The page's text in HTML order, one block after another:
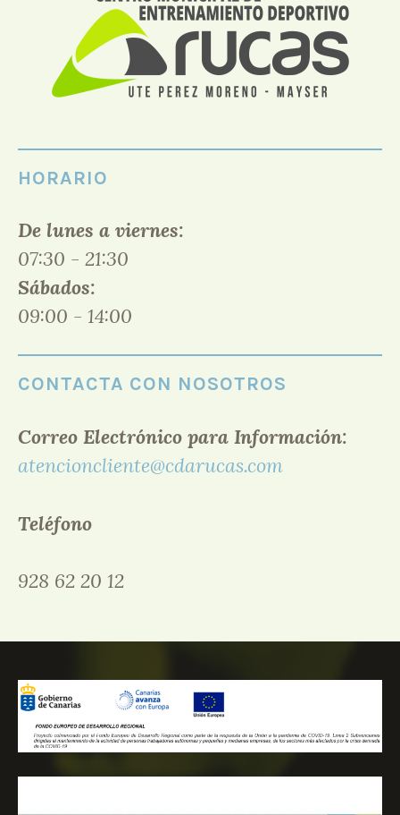
HORARIO
De lunes a viernes:
07:30 - 21:30
Sábados:
09:00 - 14:00
CONTACTA CON NOSOTROS
Correo Electrónico para Información:
atencioncliente@cdarucas.com
Teléfono
928 62 20 12